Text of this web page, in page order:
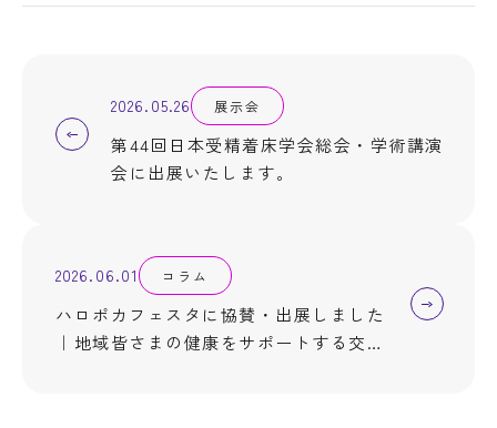
2026.05.26 展示会
第44回日本受精着床学会総会・学術講演
会に出展いたします。
2026.06.01 コラム
ハロポカフェスタに協賛・出展しました
｜地域皆さまの健康をサポートする交流